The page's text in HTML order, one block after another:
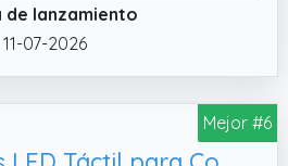
en el interior de
Su diseño minimalista no
apagar y cambiar el color
de lanzamiento
11-07-2026
Mejor #6